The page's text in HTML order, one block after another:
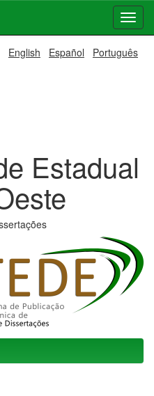
English Español Português
Estadual